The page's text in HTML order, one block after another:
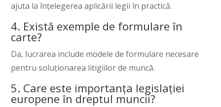
ajuta la înțelegerea aplicării legii în practică.
4. Există exemple de formulare în
carte?
Da, lucrarea include modele de formulare necesare
pentru soluționarea litigiilor de muncă.
5. Care este importanța legislației
europene în dreptul muncii?